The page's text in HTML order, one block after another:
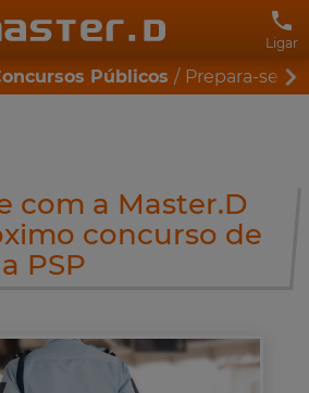
Ligar
Públicos Prepara-se
com a Master.D
concurso de
PSP